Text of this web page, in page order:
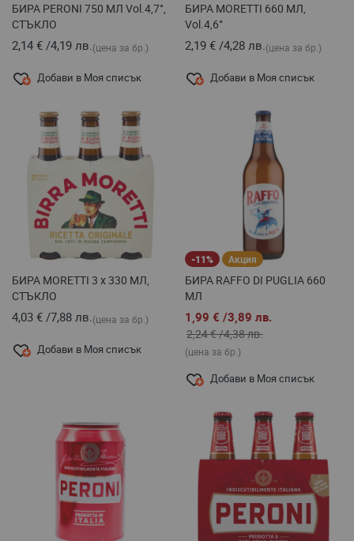
БИРА PERONI 750 МЛ Vol.4,7°,
СТЪКЛО
2,14 € /4,19 лв.(цена за бр.)
Добави в Моя списък
БИРА MORETTI 660 МЛ,
Vol.4,6°
2,19 € /4,28 лв.(цена за бр.)
Добави в Моя списък
БИРА MORETTI 3 x 330 МЛ,
СТЪКЛО
4,03 € /7,88 лв.(цена за бр.)
Добави в Моя списък
-11% Акция
БИРА RAFFO DI PUGLIA 660
МЛ
1,99 € /3,89 лв.
2,24 €/4,38 лв.
(цена за бр.)
Добави в Моя списък